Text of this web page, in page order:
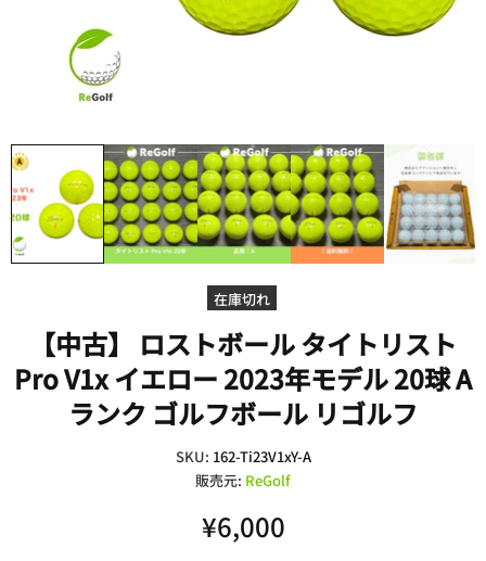
在庫切れ
【中古】 ロストボール タイトリスト
Pro V1x イエロー 2023年モデル 20球 A
ランク ゴルフボール リゴルフ
SKU: 162-Ti23V1xY-A
販売元: ReGolf
¥6,000